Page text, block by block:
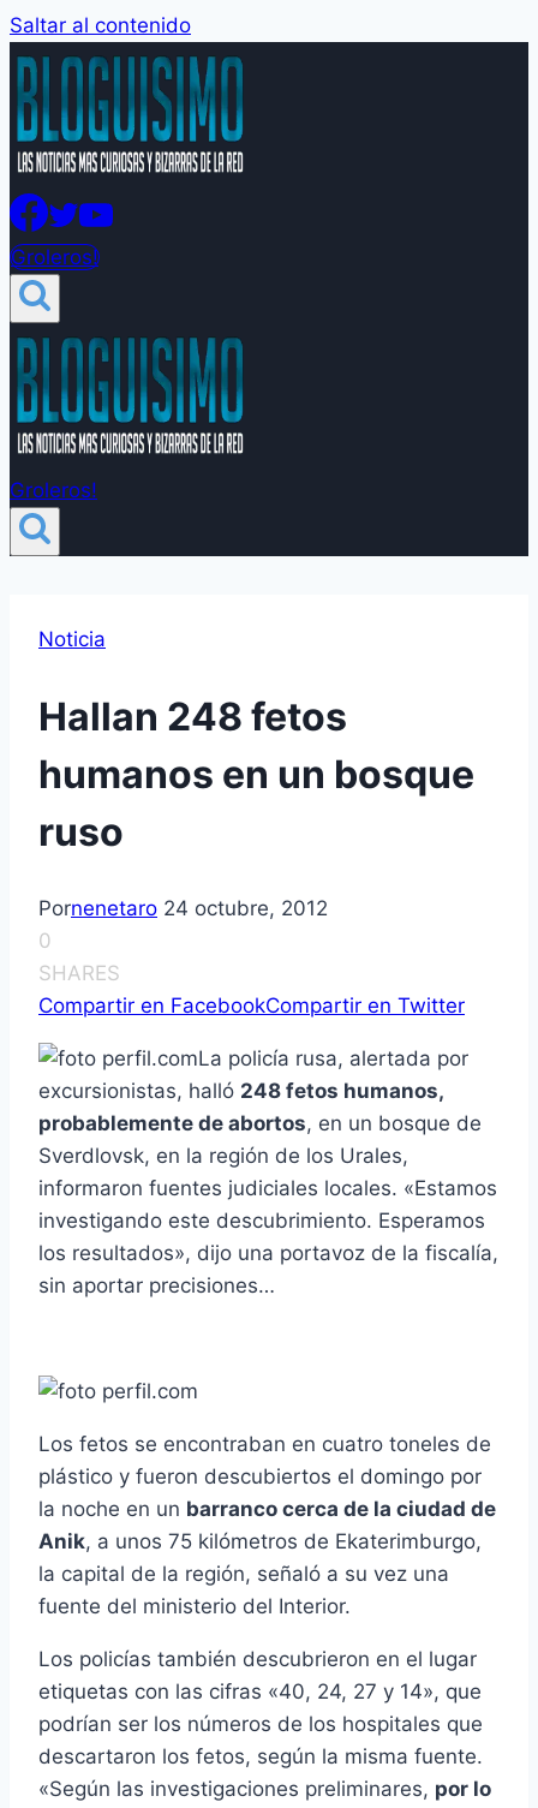
Saltar al contenido
Groleros!
Groleros!
Noticia
Hallan 248 fetos
humanos en un bosque
ruso
Pornenetaro 24 octubre, 2012
0
SHARES
Compartir en FacebookCompartir en Twitter
La policí­a rusa, alertada por
excursionistas, halló 248 fetos humanos,
probablemente de abortos, en un bosque de
Sverdlovsk, en la región de los Urales,
informaron fuentes judiciales locales. «Estamos
investigando este descubrimiento. Esperamos
los resultados», dijo una portavoz de la fiscalí­a,
sin aportar precisiones…
Los fetos se encontraban en cuatro toneles de
plástico y fueron descubiertos el domingo por
la noche en un barranco cerca de la ciudad de
Anik, a unos 75 kilómetros de Ekaterimburgo,
la capital de la región, señaló a su vez una
fuente del ministerio del Interior.
Los policí­as también descubrieron en el lugar
etiquetas con las cifras «40, 24, 27 y 14», que
podrí­an ser los números de los hospitales que
descartaron los fetos, según la misma fuente.
«Según las investigaciones preliminares, por lo